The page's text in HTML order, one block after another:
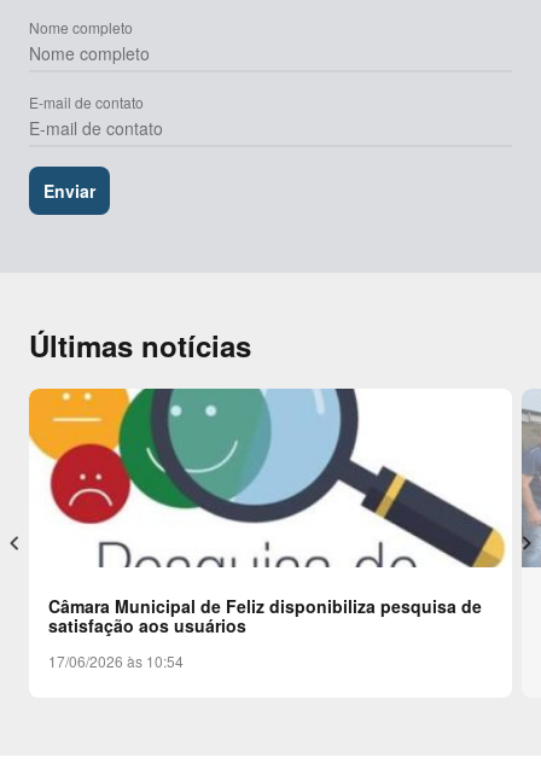
Nome completo
E-mail de contato
Últimas notícias
Câmara Municipal de Feliz disponibiliza pesquisa de
satisfação aos usuários
17/06/2026 às 10:54
keyboard_arrow_left keyboard_arrow_right